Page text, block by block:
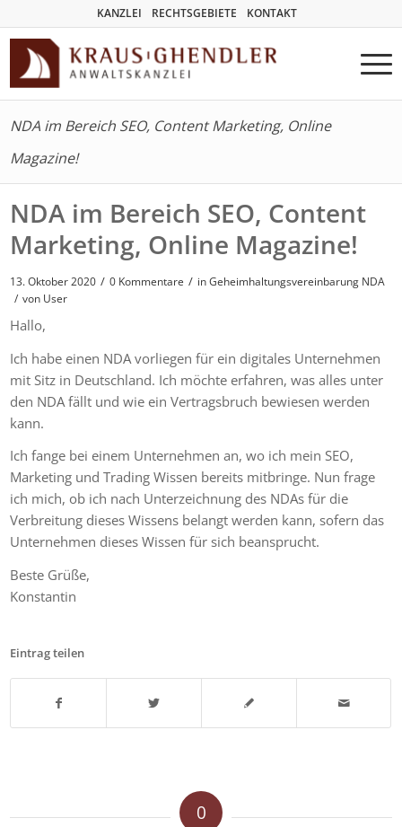
KANZLEI RECHTSGEBIETE KONTAKT
NDA im Bereich SEO, Content Marketing, Online
Magazine!
NDA im Bereich SEO, Content
Marketing, Online Magazine!
13. Oktober 2020 / 0 Kommentare / inGeheimhaltungsvereinbarung NDA
/ von User
Hallo,
Ich habe einen NDA vorliegen für ein digitales Unternehmen
mit Sitz in Deutschland. Ich möchte erfahren, was alles unter
den NDA fällt und wie ein Vertragsbruch bewiesen werden
kann.
Ich fange bei einem Unternehmen an, wo ich mein SEO,
Marketing und Trading Wissen bereits mitbringe. Nun frage
ich mich, ob ich nach Unterzeichnung des NDAs für die
Verbreitung dieses Wissens belangt werden kann, sofern das
Unternehmen dieses Wissen für sich beansprucht.
Beste Grüße,
Konstantin
Eintrag teilen
0